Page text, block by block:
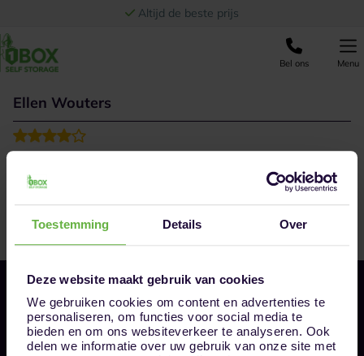
Toestemming Details Over
Deze website maakt gebruik van cookies
We gebruiken cookies om content en advertenties te
personaliseren, om functies voor social media te
bieden en om ons websiteverkeer te analyseren. Ook
delen we informatie over uw gebruik van onze site met
Altijd de beste prijs
Bel ons Menu
Ellen Wouters